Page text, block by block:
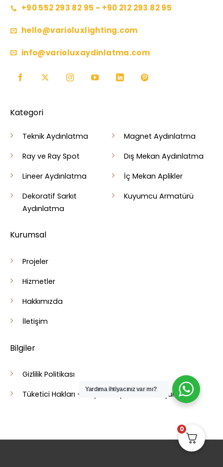
+90 552 293 82 95 - +90 212 293 82 95
hello@varioluxlighting.com
info@varioluxaydinlatma.com
Kategori
Teknik Aydınlatma
Ray ve Ray Spot
Lineer Aydınlatma
Dekoratif Sarkıt
Aydınlatma
Magnet Aydınlatma
Dış Mekan Aydınlatma
İç Mekan Aplikler
Kuyumcu Armatürü
Kurumsal
Projeler
Hizmetler
Hakkımızda
İletişim
Bilgiler
Gizlilik Politikası
Tüketici Hakları - Cayma - İptal İade Koşulları
Yardıma ihtiyacınız var mı?
0